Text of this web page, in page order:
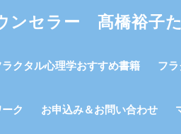
ンセラー 髙橋裕子
ラクタル心理学おすすめ書籍 フ
ク お申込み＆お問い合わせ